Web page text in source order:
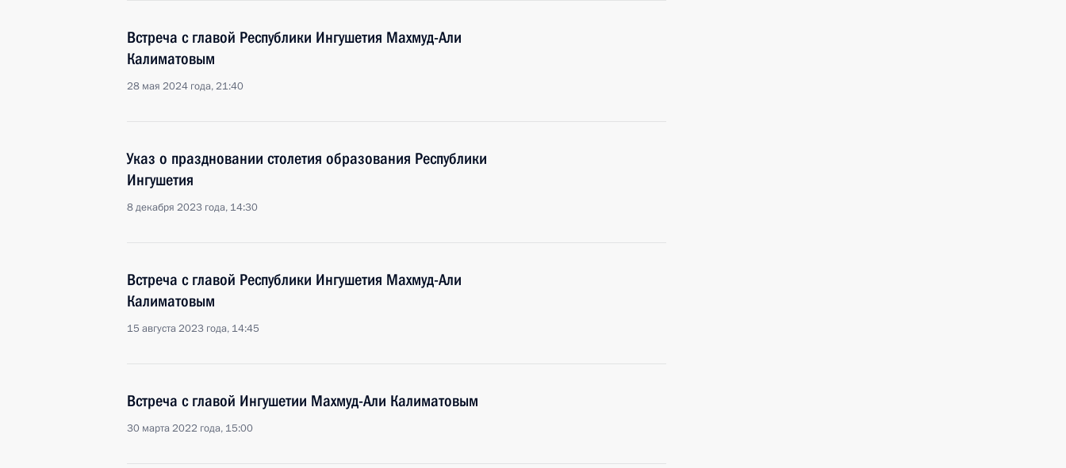
Встреча с главой Республики Ингушетия Махмуд-Али
Калиматовым
28 мая 2024 года, 21:40
Указ о праздновании столетия образования Республики
Ингушетия
8 декабря 2023 года, 14:30
Встреча с главой Республики Ингушетия Махмуд-Али
Калиматовым
15 августа 2023 года, 14:45
Встреча с главой Ингушетии Махмуд-Али Калиматовым
30 марта 2022 года, 15:00